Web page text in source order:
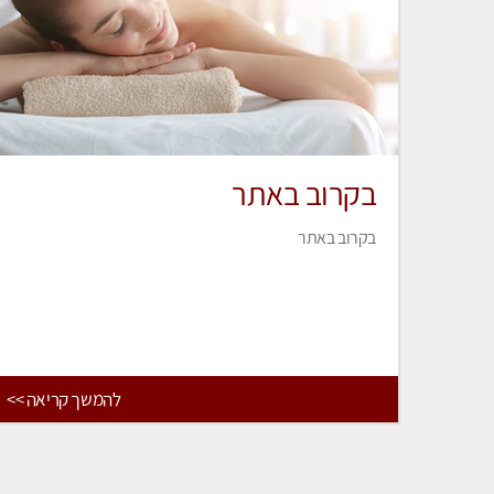
בקרוב באתר
בקרוב באתר
להמשך קריאה >>